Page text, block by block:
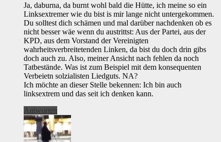
Ja, daburna, da burnt wohl bald die Hütte, ich meine so ein
Linksextremer wie du bist is mir lange nicht untergekommen.
Du solltest dich schämen und mal darüber nachdenken ob es
nicht besser wäe wenn du austrittst: Aus der Partei, aus der
KPD, aus dem Vorstand der Vereinigten
wahrheitsverbreitetenden Linken, da bist du doch drin gibs
doch auch zu. Also, meiner Ansicht nach fehlen da noch
Tatbestände. Was ist zum Beispiel mit dem konsequenten
Verbeietn solzialisten Liedguts. NA?
Ich möchte an dieser Stelle bekennen: Ich bin auch
linksextrem und das seit ich denken kann.
Antworten